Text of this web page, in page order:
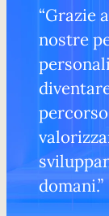
“Grazie
nostre
domani.”